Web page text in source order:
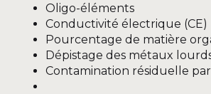
Oligo-éléments
Conductivité électrique (CE)
Pourcentage de matière
Dépistage des métaux
Contamination résiduelle